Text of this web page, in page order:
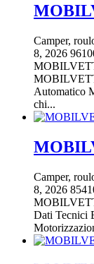
Camper,
8, 2026
Automatico
chi...
Camper,
8, 2026
Dati Tecnici